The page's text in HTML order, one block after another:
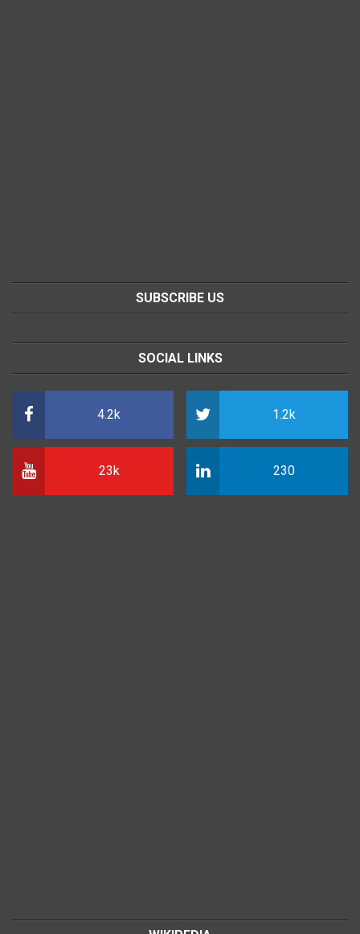
SUBSCRIBE US
SOCIAL LINKS
4.2k 1.2k
23k 230